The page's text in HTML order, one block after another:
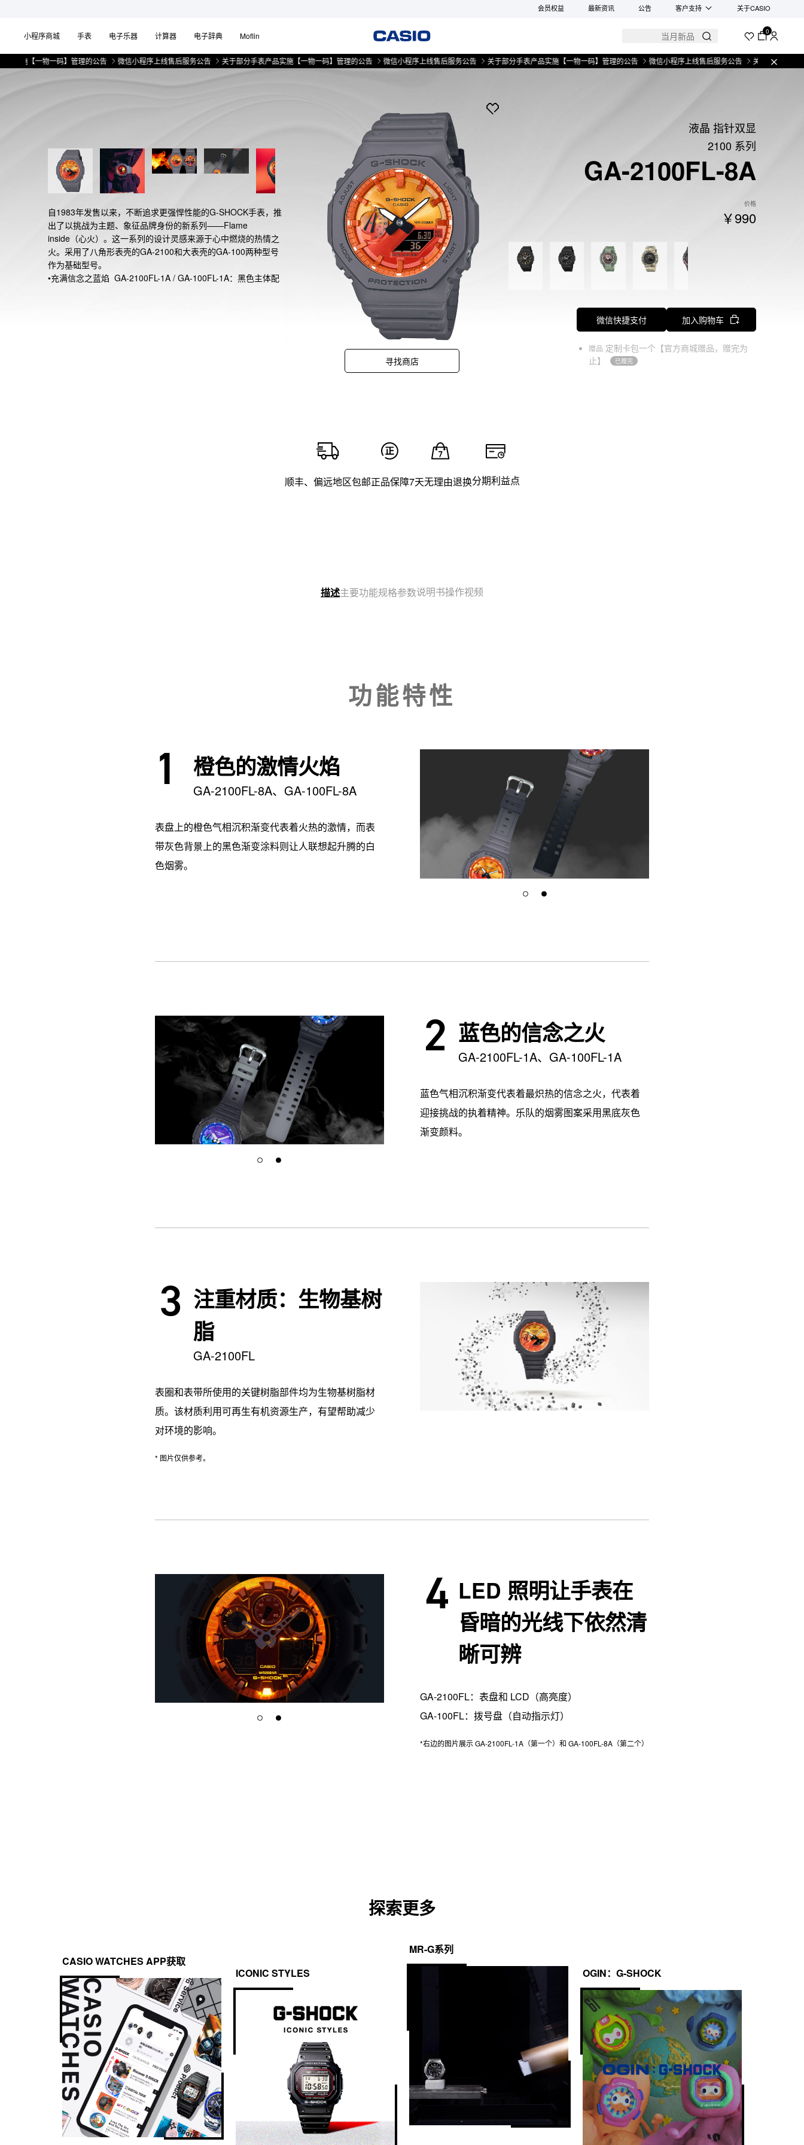
会员权益 最新资讯 公告 客户支持 关于CASIO
小程序商城 手表 电子乐器 计算器 电子辞典 Moflin 0
一物一码】管理的公告 微信小程序上线售后服务公告 关于部分手表产品实施【一物一码】管理的公告 微信小程序上线售后服务公告 关于部分手表产品实施【一物一码】管理的公告 微信小程序上线售后服务公告 关于部分手表产品实施
自1983年发售以来，不断追求更强悍性能的G-SHOCK手表，推
出了以挑战为主题、象征品牌身份的新系列——Flame
inside（心火）。这一系列的设计灵感来源于心中燃烧的热情之
火。采用了八角形表壳的GA-2100和大表壳的GA-100两种型号
作为基础型号。
•充满信念之蓝焰  GA-2100FL-1A / GA-100FL-1A：黑色主体配
寻找商店
液晶 指针双显
2100 系列
GA-2100FL-8A
价格
￥990
微信快捷支付 加入购物车
赠品 定制卡包一个【官方商城赠品，赠完为
止】
已赠完
顺丰、偏远地区包邮正品保障7天无理由退换分期利益点
描述主要功能规格参数说明书操作视频
功能特性
橙色的激情火焰
GA-2100FL-8A、GA-100FL-8A
表盘上的橙色气相沉积渐变代表着火热的激情，而表
带灰色背景上的黑色渐变涂料则让人联想起升腾的白
色烟雾。
蓝色的信念之火
GA-2100FL-1A、GA-100FL-1A
蓝色气相沉积渐变代表着最炽热的信念之火，代表着
迎接挑战的执着精神。乐队的烟雾图案采用黑底灰色
渐变颜料。
注重材质：生物基树
脂
GA-2100FL
表圈和表带所使用的关键树脂部件均为生物基树脂材
质。该材质利用可再生有机资源生产，有望帮助减少
对环境的影响。
* 图片仅供参考。
LED 照明让手表在
昏暗的光线下依然清
晰可辨
GA-2100FL：表盘和 LCD（高亮度）
GA-100FL：拨号盘（自动指示灯）
*右边的图片展示 GA-2100FL-1A（第一个）和 GA-100FL-8A（第二个）
探索更多
CASIO WATCHES APP获取
ICONIC STYLES
MR-G系列
OGIN：G-SHOCK